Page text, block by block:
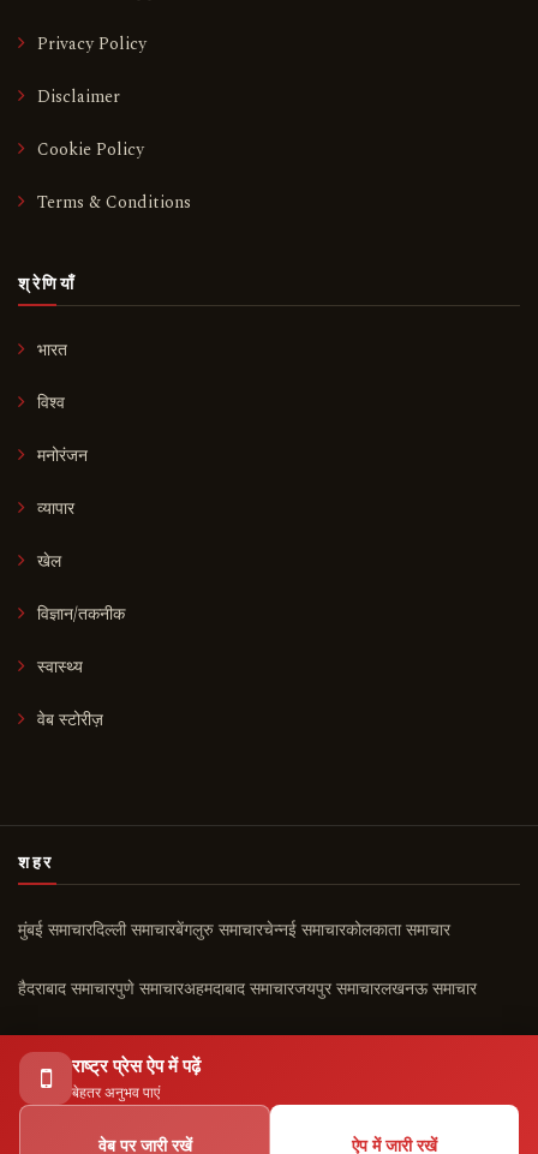
राष्ट्र प्रेस ऐप में पढ़ें
बेहतर अनुभव पाएं
वेब पर जारी रखें ऐप में जारी रखें
Privacy Policy
Disclaimer
Cookie Policy
Terms & Conditions
श्रेणियाँ
भारत
विश्व
मनोरंजन
व्यापार
खेल
विज्ञान/तकनीक
स्वास्थ्य
वेब स्टोरीज़
शहर
मुंबई समाचारदिल्ली समाचारबेंगलुरु समाचारचेन्नई समाचारकोलकाता समाचार
हैदराबाद समाचारपुणे समाचारअहमदाबाद समाचारजयपुर समाचारलखनऊ समाचार
चंडीगढ़ समाचार